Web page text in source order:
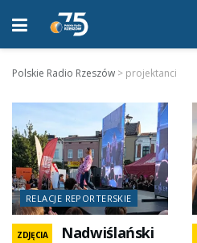
Polskie Radio Rzeszów > projektanci
RELACJE REPORTERSKIE
ZDJĘCIA
Nadwiślański